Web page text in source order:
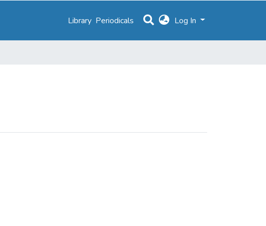
Library Periodicals Log In
da Luz Alves"